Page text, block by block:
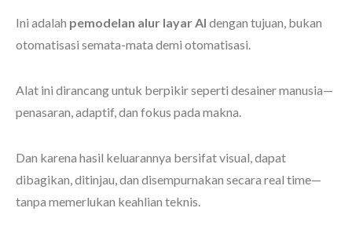
Ini adalah pemodelan alur layar AI dengan tujuan, bukan
otomatisasi semata-mata demi otomatisasi.
Alat ini dirancang untuk berpikir seperti desainer manusia—
penasaran, adaptif, dan fokus pada makna.
Dan karena hasil keluarannya bersifat visual, dapat
dibagikan, ditinjau, dan disempurnakan secara real time—
tanpa memerlukan keahlian teknis.